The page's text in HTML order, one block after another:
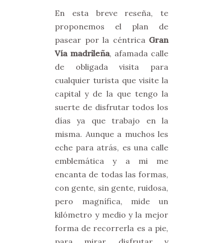
En esta breve reseña, te
proponemos el plan de
pasear por la céntrica Gran
Vía madrileña, afamada calle
de obligada visita para
cualquier turista que visite la
capital y de la que tengo la
suerte de disfrutar todos los
días ya que trabajo en la
misma. Aunque a muchos les
eche para atrás, es una calle
emblemática y a mi me
encanta de todas las formas,
con gente, sin gente, ruidosa,
pero magnífica, mide un
kilómetro y medio y la mejor
forma de recorrerla es a pie,